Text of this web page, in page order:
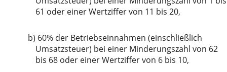
61 oder einer Wertziffer von 11 bis 20,
b) 60% der Betriebseinnahmen (einschließlich
Umsatzsteuer) bei einer Minderungszahl von 62
bis 68 oder einer Wertziffer von 6 bis 10,